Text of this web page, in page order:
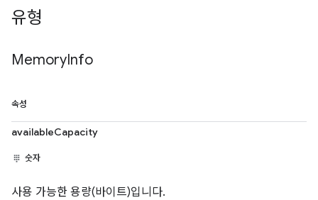
유형
MemoryInfo
속성
availableCapacity
숫자
사용 가능한 용량(바이트)입니다.